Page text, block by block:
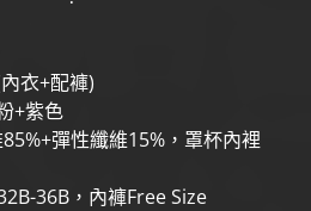
衣+配褲)
+紫色
彈性纖維15%，罩杯內裡
36B，內褲Free Size